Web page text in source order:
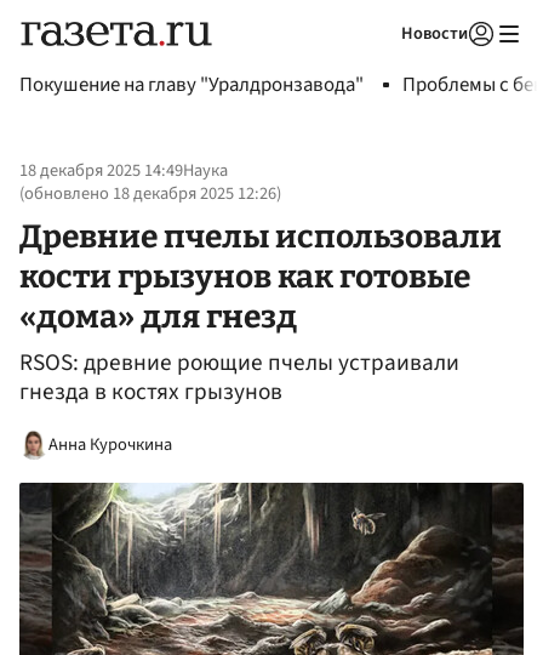
Новости
Покушение на главу "Уралдронзавода" Проблемы с
18 декабря 2025 14:49Наука
(обновлено 18 декабря 2025 12:26)
Древние пчелы использовали
кости грызунов как готовые
«дома» для гнезд
RSOS: древние роющие пчелы устраивали
гнезда в костях грызунов
Анна Курочкина